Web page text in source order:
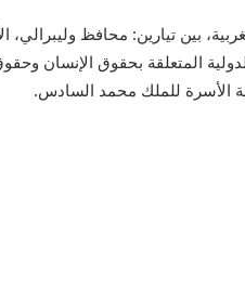
بين تيارين: محافظ
الدولية المتعلقة بحقوق
الأسرة للملك محمد السادس.